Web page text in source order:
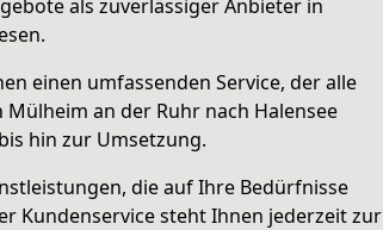
als zuverlässiger Anbieter in
einen umfassenden Service, der alle
an der Ruhr nach Halensee
hin zur Umsetzung.
die auf Ihre Bedürfnisse
Kundenservice steht Ihnen jederzeit zur